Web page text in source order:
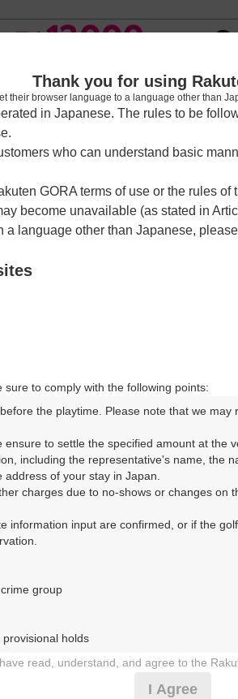
ー倶楽部
車道・都賀 5km以内
ご希望のプランを絞り込むことができます。
月 11月 12
4,182
Thank you for using
their browser language to a language other than
in Japanese. The rules to be
who can understand basic
GORA terms of use or the rules
become unavailable (as stated in
a language other than Japanese,
to comply with the following points:
the playtime. Please note that we
to settle the specified amount at the
including the representative's name, the
of your stay in Japan.
charges due to no-shows or changes on
information input are confirmed, or if the
group
holds
play (e.g., delaying play, ignoring rules,
read, understand, and agree to the
I Agree